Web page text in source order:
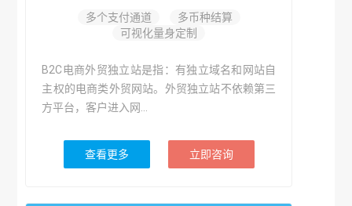
多个支付通道
多币种结算
可视化量身定制
B2C电商外贸独立站是指：有独立域名和网站自
主权的电商类外贸网站。外贸独立站不依赖第三
方平台，客户进入网...
查看更多 立即咨询